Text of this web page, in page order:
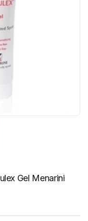
Gel Menarini